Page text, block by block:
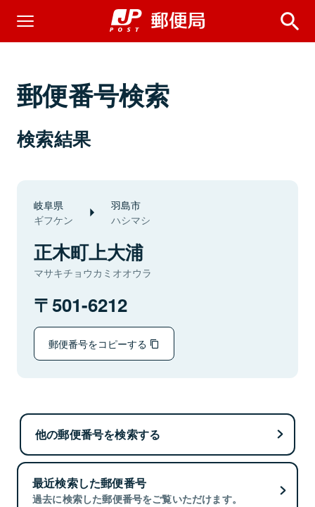
郵便番号検索
検索結果
岐阜県
ギフケン
羽島市
ハシマシ
正木町上大浦
マサキチョウカミオオウラ
501-6212
郵便番号をコピーする
他の郵便番号を検索する
最近検索した郵便番号
過去に検索した郵便番号をご覧いただけます。